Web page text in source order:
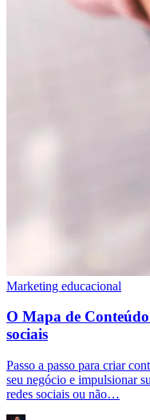
Marketing educacional
O Mapa de
sociais
Passo a passo para criar
seu negócio e impulsionar
redes sociais ou não…